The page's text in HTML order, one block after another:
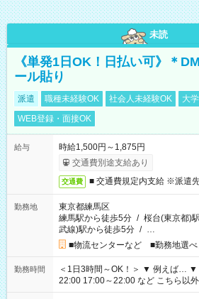
未読
《単発1日OK！日払い可》＊
ール貼り
派遣 職種未経験OK 社会人未経験OK 大
WEB登録・面接OK
給与
時給1,500円～1,875円
交通費別途支給あり
交通費 ■ 交通費規定内支給 ※派遣
勤務地
東京都練馬区
練馬駅から徒歩5分 / 桜台(東京都)
武線)駅から徒歩5分 / …
■物流センターなど ■勤務地選べ
勤務時間
＜1日3時間～OK！＞ ▼ 例えば… ▼ 15:00～18:00 15:00～
22:00 17:00～22:00 など こちら以外の時間もお気軽にご相談く
ださい！